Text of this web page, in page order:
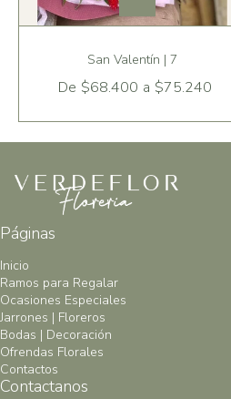
San Valentín | 7
De $68.400 a $75.240
Páginas
Inicio
Ramos para Regalar
Ocasiones Especiales
Jarrones | Floreros
Bodas | Decoración
Ofrendas Florales
Contactos
Contactanos